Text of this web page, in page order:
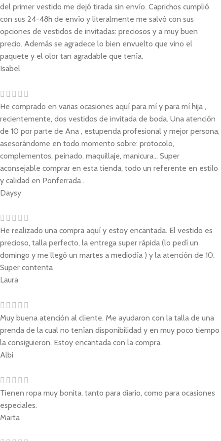
del primer vestido me dejó tirada sin envío. Caprichos cumplió
con sus 24-48h de envío y literalmente me salvó con sus
opciones de vestidos de invitadas: preciosos y a muy buen
precio. Además se agradece lo bien envuelto que vino el
paquete y el olor tan agradable que tenía.
Isabel
He comprado en varias ocasiones aquí para mí y para mí hija ,
recientemente, dos vestidos de invitada de boda. Una atención
de 10 por parte de Ana , estupenda profesional y mejor persona,
asesorándome en todo momento sobre: protocolo,
complementos, peinado, maquillaje, manicura... Super
aconsejable comprar en esta tienda, todo un referente en estilo
y calidad en Ponferrada .
Daysy
He realizado una compra aquí y estoy encantada. El vestido es
precioso, talla perfecto, la entrega super rápida (lo pedí un
domingo y me llegó un martes a mediodía ) y la atención de 10.
Super contenta
Laura
Muy buena atención al cliente. Me ayudaron con la talla de una
prenda de la cual no tenían disponibilidad y en muy poco tiempo
la consiguieron. Estoy encantada con la compra.
Albi
Tienen ropa muy bonita, tanto para diario, como para ocasiones
especiales.
Marta